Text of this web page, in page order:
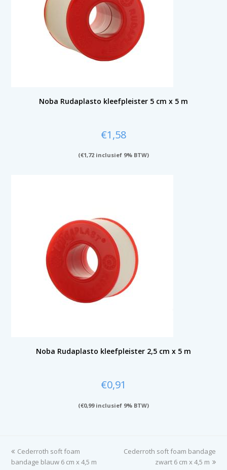
Noba Rudaplasto kleefpleister 5 cm x 5 m
€1,58
(€1,72 inclusief 9% BTW)
Noba Rudaplasto kleefpleister 2,5 cm x 5 m
€0,91
(€0,99inclusief 9% BTW)
previous
post:
Cederroth soft foam
bandage blauw 6 cm x 4,5 m
next
Cederroth soft foam bandage
zwart 6 cm x 4,5 m